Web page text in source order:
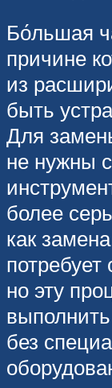
Бо́льшая
причине
из
быть
Для
не нужны
более
как
но эту
без